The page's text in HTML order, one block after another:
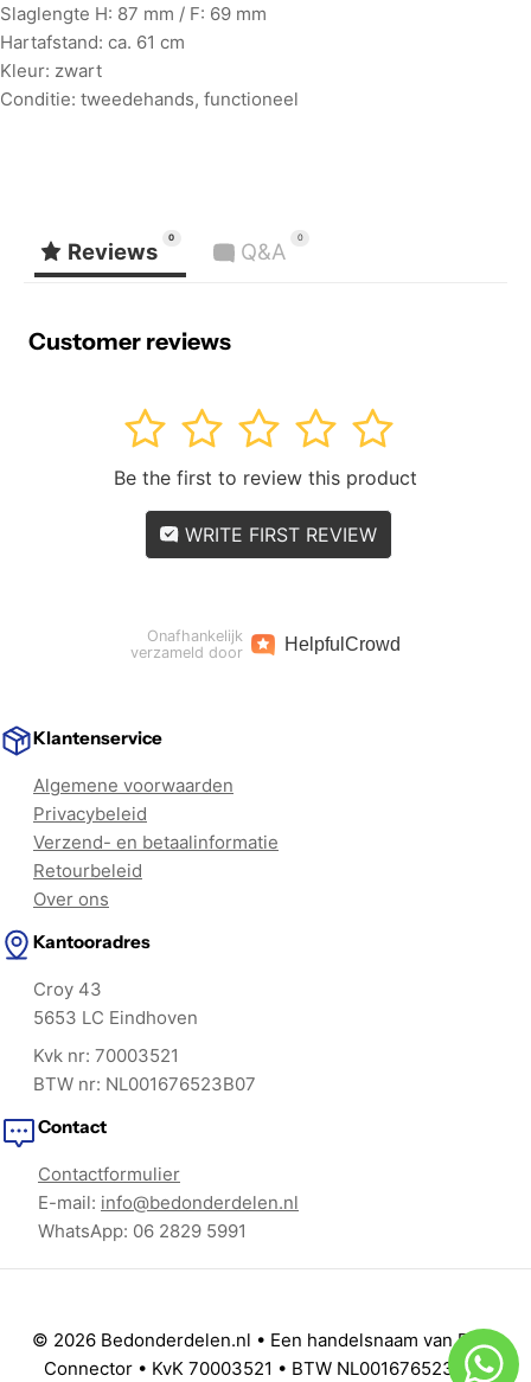
Slaglengte H: 87 mm / F: 69 mm
Hartafstand: ca. 61 cm
Kleur: zwart
Conditie: tweedehands, functioneel
Reviews
0
Q&A
0
Customer reviews
5
4
3
2
1
Be the first to review this product
WRITE FIRST REVIEW
Onafhankelijk
verzameld door
Helpful Crowd
Klantenservice
Algemene voorwaarden
Privacybeleid
Verzend- en betaalinformatie
Retourbeleid
Over ons
Kantooradres
Croy 43
5653 LC Eindhoven
Kvk nr: 70003521
BTW nr: NL001676523B07
Contact
Contactformulier
E-mail: info@bedonderdelen.nl
WhatsApp: 06 2829 5991
© 2026 Bedonderdelen.nl • Een handelsnaam van Brick
Connector • KvK 70003521 • BTW NL001676523B07